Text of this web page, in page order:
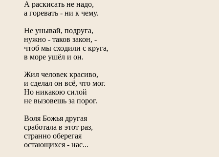
А раскисать не надо,
а горевать - ни к чему.
Не унывай, подруга,
нужно - таков закон, -
чтоб мы сходили с круга,
в море ушёл и он.
Жил человек красиво,
и сделал он всё, что мог.
Но никакою силой
не вызовешь за порог.
Воля Божья другая
сработала в этот раз,
странно оберегая
остающихся - нас...